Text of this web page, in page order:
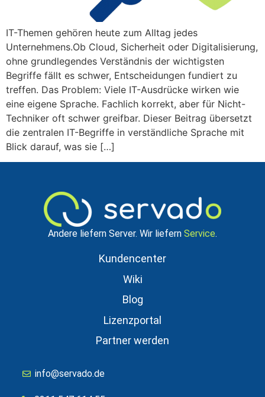
IT-Themen gehören heute zum Alltag jedes
Unternehmens.Ob Cloud, Sicherheit oder Digitalisierung,
ohne grundlegendes Verständnis der wichtigsten
Begriffe fällt es schwer, Entscheidungen fundiert zu
treffen. Das Problem: Viele IT-Ausdrücke wirken wie
eine eigene Sprache. Fachlich korrekt, aber für Nicht-
Techniker oft schwer greifbar. Dieser Beitrag übersetzt
die zentralen IT-Begriffe in verständliche Sprache mit
Blick darauf, was sie […]
Andere liefern Server. Wir liefern Service.
Kundencenter
Wiki
Blog
Lizenzportal
Partner werden
info@servado.de